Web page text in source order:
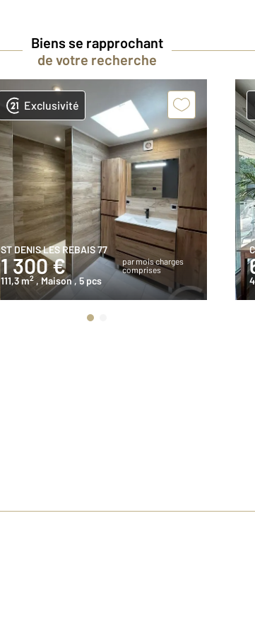
Biens se rapprochant
de votre recherche
Exclusivité
ST DENIS LES REBAIS 77
1 300 €
par mois charges
comprises
111,3 m2 , Maison, 5 pcs